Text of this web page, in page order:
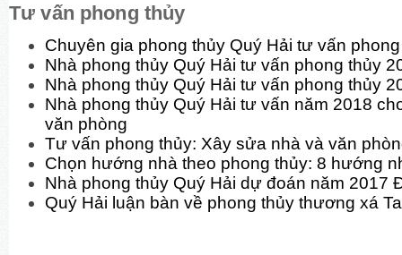
Tư vấn phong thủy
Chuyên gia phong thủy Quý Hải tư vấn
Nhà phong thủy Quý Hải tư vấn phong thủy
Nhà phong thủy Quý Hải tư vấn phong thủy
Nhà phong thủy Quý Hải tư vấn năm 2018
văn phòng
Tư vấn phong thủy: Xây sửa nhà và văn
Chọn hướng nhà theo phong thủy: 8 hướng
Nhà phong thủy Quý Hải dự đoán năm 2017
Quý Hải luận bàn về phong thủy thương xá